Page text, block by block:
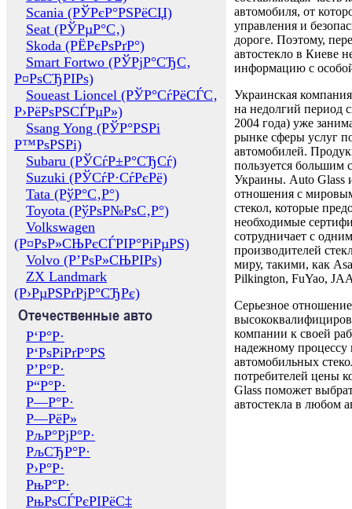
Scania (РЎРєР°РЅРёСЏ)
Seat (РЎРµР°С‚)
Skoda (РЁРєРѕРґР°)
Smart Fortwo (РЎРјР°СЂС‚
Р¤РѕСЂРІРѕ)
Soueast Lioncel (РЎР°СѓРёСЃС‚
Р›РёРѕРЅСЃРµР»)
Ssang Yong (РЎР°РЅРі
Р™РѕРЅРі)
Subaru (РЎСѓР±Р°СЂСѓ)
Suzuki (РЎСѓР·СѓРєРё)
Tata (РўР°С‚Р°)
Toyota (РўРѕР№РѕС‚Р°)
Volkswagen
(Р¤РѕР»СЊРєСЃРІР°РіРµРЅ)
Volvo (Р’РѕР»СЊРІРѕ)
ZX Landmark
(Р›РµРЅРґРјР°СЂРє)
Отечественные авто
Р‘Р°Р·
Р‘РѕРіРґР°РЅ
Р’Р°Р·
Р“Р°Р·
Р—Р°Р·
Р—РёР»
РљР°РјР°Р·
РљСЂР°Р·
Р›Р°Р·
РњР°Р·
РњРѕСЃРєРІРёС‡
автомобиля, от
управления и
дороге. Поэтому,
автостекло в Киеве
информацию с
Украинская
на недолгий период
2004 года) уже
рынке сферы услуг
автомобилей.
пользуется большим
Украины. Auto Glass
отношения с
стекол, которые
необходимые
сотрудничает с
производителей
миру, такими, как
Pilkington, FuYao,
Серьезное отношение
компании к своей
надежному процессу
автомобильных
потребителей цены
Glass поможет
автостекла в любом